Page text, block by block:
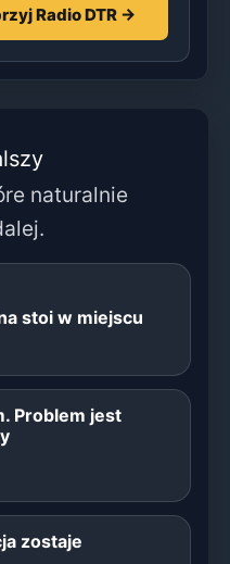
Radio DTR →
naturalnie
stoi w miejscu
Problem jest
zostaje